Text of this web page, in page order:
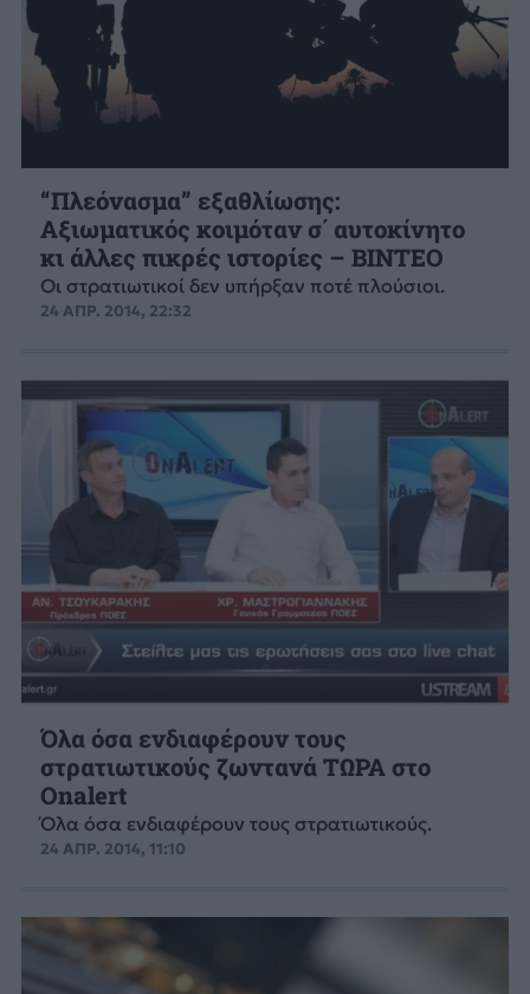
“Πλεόνασμα” εξαθλίωσης:
Αξιωματικός κοιμόταν σ΄ αυτοκίνητο
κι άλλες πικρές ιστορίες – ΒΙΝΤΕΟ
Οι στρατιωτικοί δεν υπήρξαν ποτέ πλούσιοι.
24 ΑΠΡ. 2014, 22:32
Όλα όσα ενδιαφέρουν τους
στρατιωτικούς ζωντανά ΤΩΡΑ στο
Onalert
Όλα όσα ενδιαφέρουν τους στρατιωτικούς.
24 ΑΠΡ. 2014, 11:10